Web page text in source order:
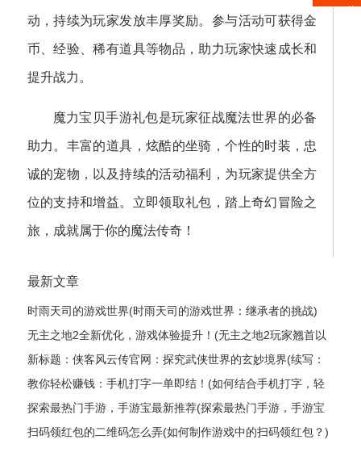
动，持续为玩家发放丰厚奖励。参与活动可获得金
币、经验、稀有道具等物品，助力玩家快速成长和
提升战力。
魔力宝贝手游礼包是玩家征战魔法世界的必备
助力。丰富的道具，炫酷的坐骑，个性的时装，忠
诚的宠物，以及持续的活动福利，为玩家提供全方
位的支持和增益。立即领取礼包，踏上奇幻冒险之
旅，成就属于你的魔法传奇！
最新文章
时雨天司的游戏世界(时雨天司的游戏世界：继承者的挑战)
无主之地2全新优化，游戏体验提升！(无主之地2玩家翘首以
盼的全新升级，游戏体验获得飞跃式优化！)
新标题：侠客风云传官网：探究武侠世界的玄妙境界(续写：
侠客风云传官网——揭秘武侠世界的神秘奥妙)
教你轻松赚钱：手机打字一单即结！(如何结合手机打字，轻
松实现赚钱？)
探索最热门手游，手游宝最新推荐(探索最热门手游，手游宝
最新推荐——最全手游推荐指南)
扫码领红包的二维码怎么弄(如何制作游戏中的扫码领红包？)
APP下载